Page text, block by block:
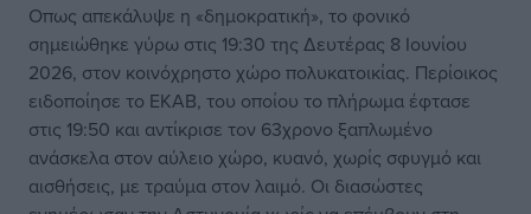
Οπως απεκάλυψε η «δημοκρατική», το φονικό
σημειώθηκε γύρω στις 19:30 της Δευτέρας 8 Ιουνίου
2026, στον κοινόχρηστο χώρο πολυκατοικίας. Περίοικος
ειδοποίησε το ΕΚΑΒ, του οποίου το πλήρωμα έφτασε
στις 19:50 και αντίκρισε τον 63χρονο ξαπλωμένο
ανάσκελα στον αύλειο χώρο, κυανό, χωρίς σφυγμό και
αισθήσεις, με τραύμα στον λαιμό. Οι διασώστες